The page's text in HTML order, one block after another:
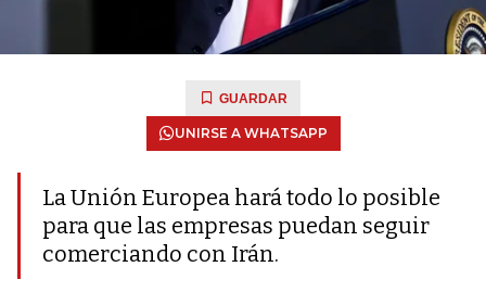
GUARDAR
UNIRSE A WHATSAPP
La Unión Europea hará todo lo posible
para que las empresas puedan seguir
comerciando con Irán.